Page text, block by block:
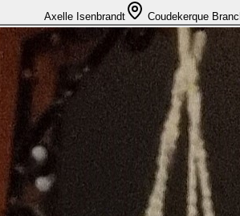
Axelle Isenbrandt Coudekerque